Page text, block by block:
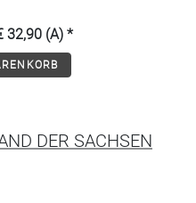
32,90 (A) *
DER SACHSEN